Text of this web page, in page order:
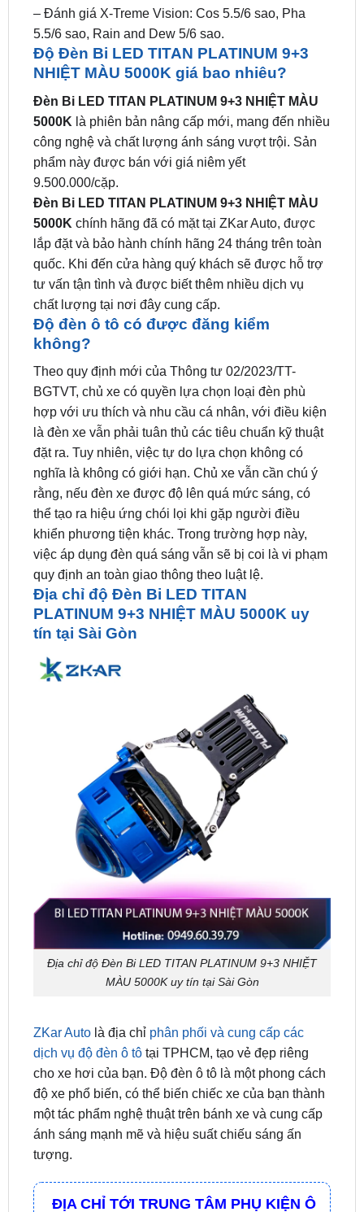
Độ Đèn Bi LED TITAN PLATINUM 9+3
NHIỆT MÀU 5000K giá bao nhiêu?
Đèn Bi LED TITAN PLATINUM 9+3 NHIỆT MÀU
5000Klà phiên bản nâng cấp mới, mang đến nhiều
công nghệ và chất lượng ánh sáng vượt trội. Sản
phẩm này được bán với giá niêm yết
9.500.000/cặp.
Đèn Bi LED TITAN PLATINUM 9+3 NHIỆT MÀU
5000Kchính hãng đã có mặt tại ZKar Auto, được
lắp đặt và bảo hành chính hãng 24 tháng trên toàn
quốc. Khi đến cửa hàng quý khách sẽ được hỗ trợ
tư vấn tận tình và được biết thêm nhiều dịch vụ
chất lượng tại nơi đây cung cấp.
Độ đèn ô tô có được đăng kiểm
không?
Theo quy định mới của Thông tư 02/2023/TT-
BGTVT, chủ xe có quyền lựa chọn loại đèn phù
hợp với ưu thích và nhu cầu cá nhân, với điều kiện
là đèn xe vẫn phải tuân thủ các tiêu chuẩn kỹ thuật
đặt ra. Tuy nhiên, việc tự do lựa chọn không có
nghĩa là không có giới hạn. Chủ xe vẫn cần chú ý
rằng, nếu đèn xe được độ lên quá mức sáng, có
thể tạo ra hiệu ứng chói lọi khi gặp người điều
khiển phương tiện khác. Trong trường hợp này,
việc áp dụng đèn quá sáng vẫn sẽ bị coi là vi phạm
quy định an toàn giao thông theo luật lệ.
Địa chỉ độ Đèn Bi LED TITAN
PLATINUM 9+3 NHIỆT MÀU 5000K uy
tín tại Sài Gòn
Địa chỉ độ Đèn Bi LED TITAN PLATINUM 9+3 NHIỆT
MÀU 5000K uy tín tại Sài Gòn
là địa chỉphân phối và cung cấp các
cho xe hơi của bạn. Độ đèn ô tô là một phong cách
độ xe phổ biến, có thể biến chiếc xe của bạn thành
một tác phẩm nghệ thuật trên bánh xe và cung cấp
ánh sáng mạnh mẽ và hiệu suất chiếu sáng ấn
tượng.
ĐỊA CHỈ TỚI TRUNG TÂM PHỤ KIỆN Ô